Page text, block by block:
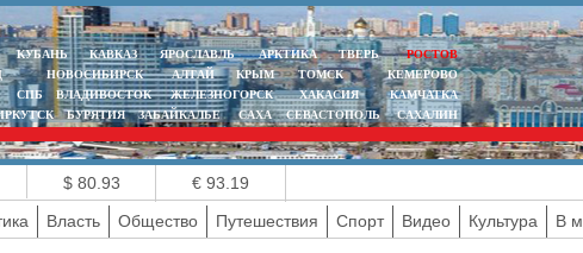
КУБАНЬ КАВКАЗ ЯРОСЛАВЛЬ АРКТИКА ТВЕРЬ
РОСТОВ
НОВОСИБИРСК АЛТАЙ КРЫМ ТОМСК
КЕМЕРОВО
СПБ ВЛАДИВОСТОК ЖЕЛЕЗНОГОРСК ХАКАСИЯ
КАМЧАТКА
БУРЯТИЯ ЗАБАЙКАЛЬЕ САХА СЕВАСТОПОЛЬ САХАЛИН
$ 80.93
€ 93.19
Власть Общество Путешествия Спорт Видео Культура В